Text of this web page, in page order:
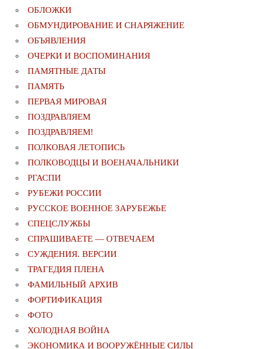
ОБЛОЖКИ
ОБМУНДИРОВАНИЕ И СНАРЯЖЕНИЕ
ОБЪЯВЛЕНИЯ
ОЧЕРКИ И ВОСПОМИНАНИЯ
ПАМЯТНЫЕ ДАТЫ
ПАМЯТЬ
ПЕРВАЯ МИРОВАЯ
ПОЗДРАВЛЯЕМ
ПОЗДРАВЛЯЕМ!
ПОЛКОВАЯ ЛЕТОПИСЬ
ПОЛКОВОДЦЫ И ВОЕНАЧАЛЬНИКИ
РГАСПИ
РУБЕЖИ РОССИИ
РУССКОЕ ВОЕННОЕ ЗАРУБЕЖЬЕ
СПЕЦСЛУЖБЫ
СПРАШИВАЕТЕ — ОТВЕЧАЕМ
СУЖДЕНИЯ. ВЕРСИИ
ТРАГЕДИЯ ПЛЕНА
ФАМИЛЬНЫЙ АРХИВ
ФОРТИФИКАЦИЯ
ФОТО
ХОЛОДНАЯ ВОЙНА
ЭКОНОМИКА И ВООРУЖЁННЫЕ СИЛЫ